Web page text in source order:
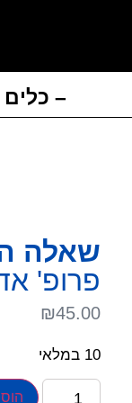
–
שאלה
פרופ'
₪45.00
10 במלאי